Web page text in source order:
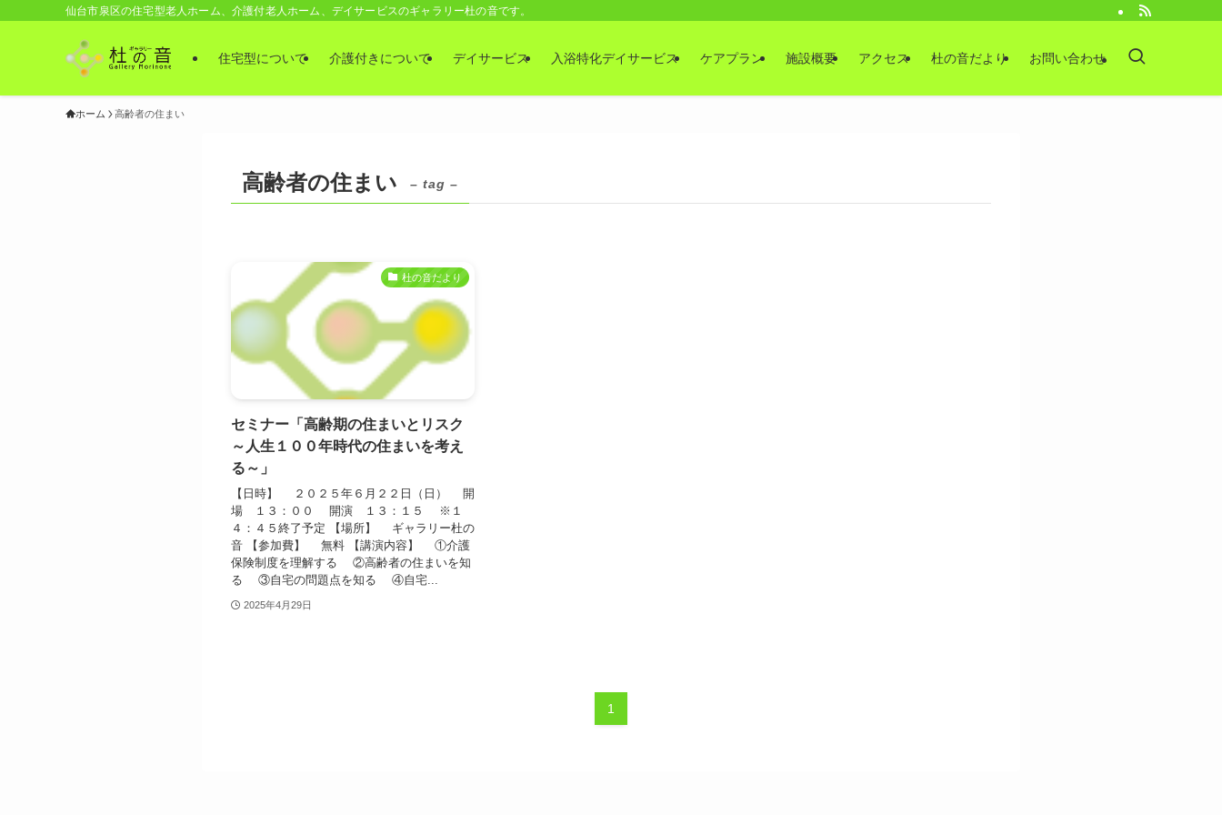
仙台市泉区の住宅型老人ホーム、介護付老人ホーム、デイサービスのギャラリー杜の音です。
住宅型について 介護付きについて デイサービス 入浴特化デイサービス ケアプラン 施設概要 アクセス 杜の音だより お問い合わせ
ホーム 高齢者の住まい
高齢者の住まい – tag –
杜の音だより
セミナー「高齢期の住まいとリスク
～人生１００年時代の住まいを考え
る～」
【日時】 ２０２５年６月２２日（日） 開
場 １３：００ 開演 １３：１５ ※１
４：４５終了予定 【場所】 ギャラリー杜の
音 【参加費】 無料 【講演内容】 ①介護
保険制度を理解する ②高齢者の住まいを知
る ③自宅の問題点を知る ④自宅...
2025年4月29日
1